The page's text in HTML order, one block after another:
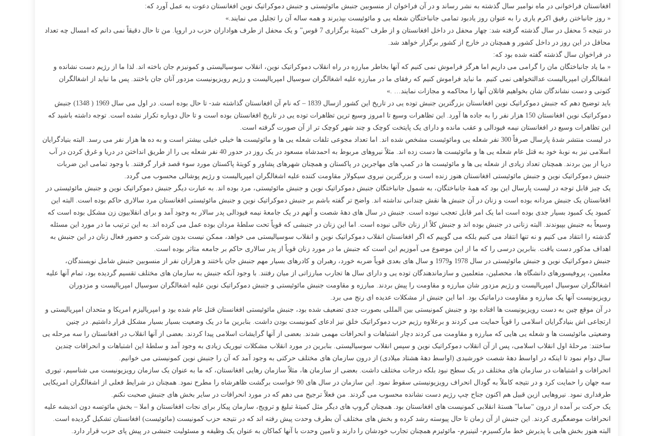
افغانستان فراخوانی در ماه نوامبر سال گذشته به نشر رساند و در آن فراخوان از منسوبین جنبش مائوئیستی و جنبش دموکراتیک نوین افغانستان دعوت به عمل آورد که:
« روز جانباختن رفیق اکرم یاری را به عنوان روز یادبود تمامی جانباختگان شعله یی و مائوئیست بپذیرند و همه ساله آن را تجلیل می نمایند.»
در نتیجه 5 محفل در سال گذشته گرفته شد: چهار محفل در داخل افغانستان و از طرف “کمیتۀ برگزاری 7 قوس” و یک محفل از طرف هواداران حزب در اروپا. من تا حال دقیقاً نمی دانم که امسال چه تعداد
محافل در این روز در داخل کشور و همچنان در خارج از کشور برگزار خواهد شد.
در فراخوان سال گذشته گفته شده بود که:
« ما یاد جانباختگان مان را گرامی می داریم اما هرگز فراموش نمی کنیم که آنها بخاطر مبارزه در راه انقلاب دموکراتیک نوین، انقلاب سوسیالیستی و کمونیزم جان باخته اند. لذا ما از رژیم دست نشانده و
اشغالگران امپریالیست عدالتخواهی نمی کنیم. ما نباید فراموش کنیم که رفقای ما در مبارزه علیه اشغالگران سوسیال امپریالیست و رژیم رویزیونیست مزدور آنان جان باختند. پس ما نباید از اشغالگران
کنونی و دست نشاندگان شان بخواهیم قاتلان آنها را محاکمه و مجازات نمایند… .»
باید توضیح دهم که جنبش دموکراتیک نوین افغانستان بزرگترین جنبش توده یی در تاریخ این کشور ازسال 1839 – که نام آن افغانستان گذاشته شد- تا حال بوده است. در اول می سال 1969 ( 1348) جنبش
دموکراتیک نوین افغانستان 150 هزار نفر را به جاده ها آورد. این تظاهرات وسیع تا امروز وسیع ترین تظاهرات توده یی در تاریخ افغانستان بوده است و تا حال دوباره تکرار نشده است. توجه داشته باشید که
این تظاهرات وسیع در افغانستان نیمه فیودالی و عقب مانده و دارای یک پایتخت کوچک و چند شهر کوچک تر از آن صورت گرفته است.
در لیست منتشر شدۀ پارسال صرفاً 300 نفر شعله یی ومائوئیست مشخص شده اند. اما تعداد مجوعی تلفات شعله یی ها و مائوئیست ها خیلی خیلی بیشتر است و به ده ها هزار نفر می رسد. البته بنیادگرایان
اسلامی نیز به نوبۀ خود به قتل عام شعله یی ها و مائوئیست ها دست زده اند. مثلاً نیروهای مربوط به احمدشاه مسعود در یک روز در حدور 40 نفر شعله یی را از طریق انداختن در دریا و غرق کردن در آب
دریا از بین بردند. همچنان تعداد زیادی از شعله یی ها و مائوئیست ها در کمپ های مهاجرین در پاکستان و همچنان شهرهای پشاور و کویتۀ پاکستان مورد سوء قصد قرار گرفتند. با وجود تمامی این ضربات
جنبش دموکراتیک نوین و جنبش مائوئیستی افغانستان هنوز زنده است و بزرگترین نیروی سیکولار مقاومت کننده علیه اشغالگران امپریالیست و رژیم پوشالی محسوب می گردد.
یک چیز قابل توجه در لیست پارسال این بود که همۀ جانباختگان، به شمول جانباختگان جنبش دموکراتیک نوین و جنبش مائوئیستی، مرد بوده اند. به عبارت دیگر جنبش دموکراتیک نوین و جنبش مائوئیستی در
افغانستان یک جنبش مردانه بوده است و زنان در آن جنبش ها نقش چندانی نداشته اند. واضح تر گفته باشم بر جنبش دموکراتیک نوین و جنبش مائوئیستی افغانستان مرد سالاری حاکم بوده است. البته این
کمبود یک کمبود بسیار جدی بوده است اما یک امر قابل تعجب نبوده است. جنبش در سال های دهۀ شصت و آنهم در یک جامعۀ نیمه فیودالی پدر سالار به وجود آمد و برای انقلابیون زن مشکل بوده است که
وسیعاً به جنبش بپیوندند. البته زنانی در جنبش بوده اند و جنبش کلاً از زنان خالی نبوده است. اما این زنان در جنبشی که قویاً تحت سلطۀ مردان بوده عمل می کرده اند. به این ترتیب ما در مورد این مسئله
گذشته را انتقاد می کنیم و نه تنها انتقاد می کنیم بلکه می گوییم که اگر افغانستان انقلاب دموکراتیک نوین و انقلاب سوسیالیستی می خواهد، ممکن نیست بدون شرکت و حضور فعال زنان در این جنبش به
اهداف مذکور دست یافت. بنابرین درسی را که ما از این موضوع می آموزیم این است که جنبش ما در مورد زنان قویاً از پدر سالاری حاکم بر جامعه متاثر بوده است.
جنبش دموکراتیک نوین و جنبش مائوئیستی در سال 1978 و1979 و سال های بعدی قویاً ضربه خورد، رهبران و کادرهای بسیار مهم جنبش جان باختند و هزاران نفر از منسوبین جنبش شامل نویسندگان،
معلمین، پروفیسورهای دانشگاه ها، محصلین، متعلمین و سازماندهندگان توده یی و دارای سال ها تجارب مبارزاتی از میان رفتند. با وجود آنکه جنبش به سازمان های مختلف تقسیم گردیده بود، تمام آنها علیه
اشغالگران سوسیال امپریالیست و رژیم مزدور شان مبارزه و مقاومت را پیش بردند. مبارزه و مقاومت جنبش مائوئیستی و جنبش دموکراتیک نوین علیه اشغالگران سوسیال امپریالیست و مزدوران
رویزیونیست آنها یک مبارزه و مقاومت دراماتیک بود. اما این جنبش از مشکلات عدیده ای رنج می برد.
در آن موقع چین به دست رویزیونیست ها افتاده بود و جنبش کمونیستی بین المللی بصورت جدی تضعیف شده بود، جنبش مائوئیستی افغانستان قتل عام شده بود و امپریالیزم امریکا و متحدان امپریالیستی و
ارتجاعی اش بنیادگرایان اسلامی را قویاً حمایت می کردند و برعلاوه رژیم حزب دموکراتیک خلق نیز ادعای کمونیست بودن داشت. بنابرین ما در یک وضعیت بسیار بسیار مشکل قرار داشتیم. در چنین
وضعیتی مائوئیست ها و شعله یی هایی که مبارزه و مقاومت می کردند دچار اشتباهات و انحرافات مهمی شدند. بعضی از آنها گرایشات اسلامی پیدا کردند. بعضی از آنها انقلاب در افغانستان را سه مرحله یی
ساختند: مرحلۀ اول انقلاب اسلامی، پس از آن انقلاب دموکراتیک نوین و سپس انقلاب سوسیالیستی. بنابرین در مورد انقلاب مشکلات تیوریک زیادی به وجود آمد و سلطۀ این اشتباهات و انحرافات چندین
سال دوام نمود تا اینکه در اواسط دهۀ شصت خورشیدی (اواسط دهۀ هشتاد میلادی) از درون سازمان های مختلف حرکتی به وجود آمد که آن را جنبش نوین کمونیستی می خوانیم.
انحرافات و اشتباهات در سازمان های مختلف در یک سطح نبود بلکه درجات مختلف داشت. بعضی از سازمان ها، مثلاً سازمان رهایی افغانستان، که ما به عنوان یک سازمان رویزیونیست می شناسیم، تیوری
سه جهان را حمایت کرد و در نتیجه کاملاً به گودال انحراف رویزیونیستی سقوط نمود. این سازمان در سال های 90 خواست برگشت ظاهرشاه را مطرح نمود. همچنان در شرایط فعلی از اشغالگران امریکایی
طرفداری نمود. نیروهایی ازین قبیل هم اکنون جناح چپ رژیم دست نشانده محسوب می گردند. من فعلاً ترجیح می دهم که در مورد انحرافات در سایر بخش های جنبش صحبت نکنم.
یک حرکت بر آمده از درون “ساما” هستۀ انقلابی کمونیست های افغانستان بود. همچنان گروپ های دیگر مثل کمیتۀ تبلیغ و ترویج، سازمان پیکار برای نجات افغانستان و املا – بخش مائوتسه دون اندیشه علیه
انحرافات موضعگیری کردند. این جنبش از آن زمان تا حال پیوسته رشد کرده و بخش های مختلف آن بطرف وحدت پیش رفته اند که در نتیجه حزب کمونیست (مائوئیست) افغانستان تشکیل گردیده است.
البته هنوز بخش هایی با پذیرش خط مارکسیزم- لنینیزم- مائوئیزم همچنان تجارب خودشان را دارند و تامین وحدت با آنها کماکان به عنوان یک وظیفه و مسئولیت جنبشی در پیش پای حزب قرار دارد.